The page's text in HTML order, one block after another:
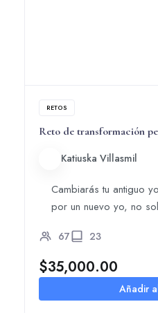
RETOS
Reto de transformación
Katiuska Villasmil
Cambiarás tu antiguo
por un nuevo yo, no
67 23
$35,000.00
Añadir